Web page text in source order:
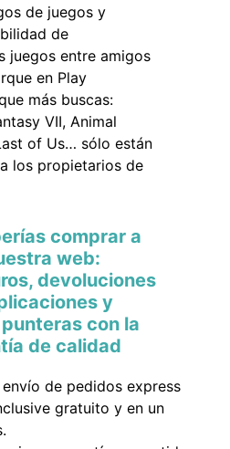
de juegos y
de
juegos entre amigos
en Play
más buscas:
VII, Animal
of Us… sólo están
los propietarios de
comprar a
web:
devoluciones
y
con la
de calidad
de pedidos express
gratuito y en un